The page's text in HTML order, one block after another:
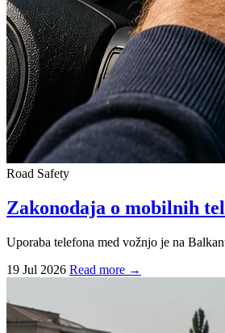
Road Safety
Zakonodaja o mobilnih
Uporaba telefona med vožnjo je na
19 Jul 2026 Read more →